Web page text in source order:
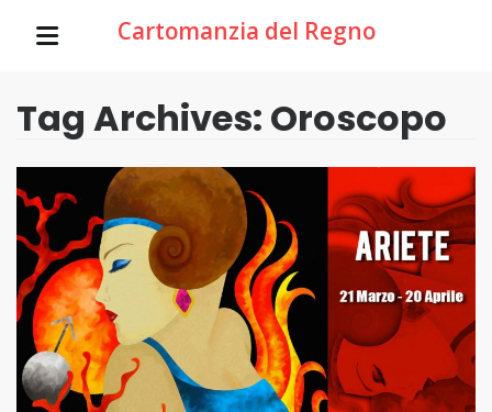
Cartomanzia del Regno
Tag Archives: Oroscopo